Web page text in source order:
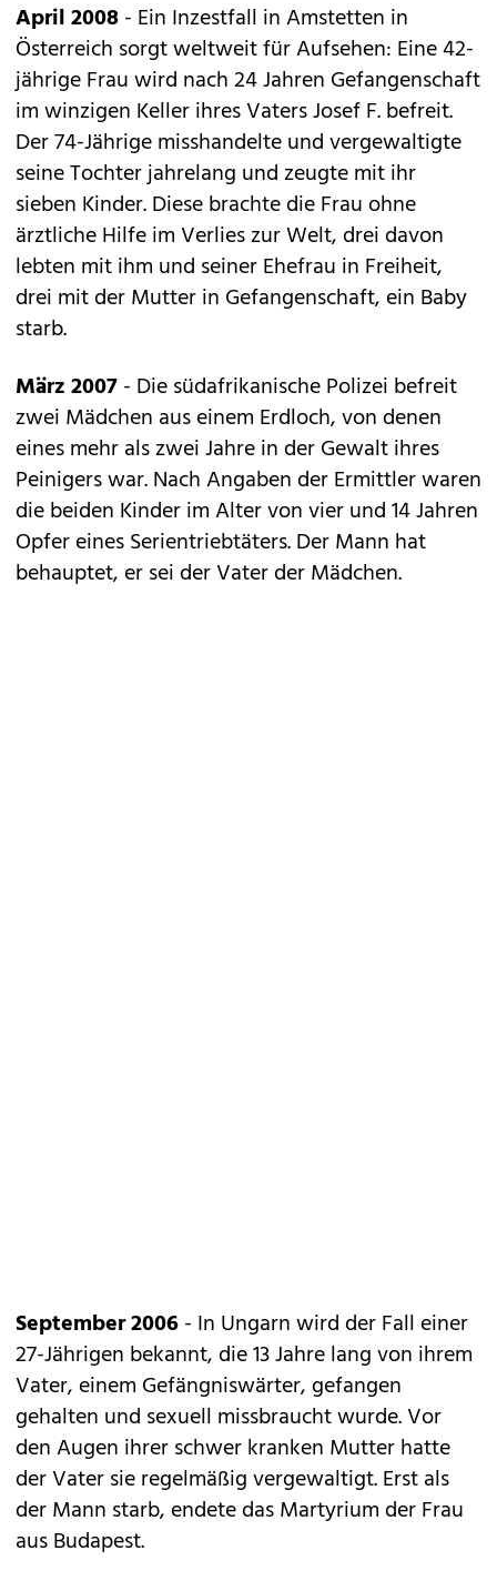
April 2008- Ein Inzestfall in Amstetten in
Österreich sorgt weltweit für Aufsehen: Eine 42-
jährige Frau wird nach 24 Jahren Gefangenschaft
im winzigen Keller ihres Vaters Josef F. befreit.
Der 74-Jährige misshandelte und vergewaltigte
seine Tochter jahrelang und zeugte mit ihr
sieben Kinder. Diese brachte die Frau ohne
ärztliche Hilfe im Verlies zur Welt, drei davon
lebten mit ihm und seiner Ehefrau in Freiheit,
drei mit der Mutter in Gefangenschaft, ein Baby
starb.
März 2007- Die südafrikanische Polizei befreit
zwei Mädchen aus einem Erdloch, von denen
eines mehr als zwei Jahre in der Gewalt ihres
Peinigers war. Nach Angaben der Ermittler waren
die beiden Kinder im Alter von vier und 14 Jahren
Opfer eines Serientriebtäters. Der Mann hat
behauptet, er sei der Vater der Mädchen.
September 2006- In Ungarn wird der Fall einer
27-Jährigen bekannt, die 13 Jahre lang von ihrem
Vater, einem Gefängniswärter, gefangen
gehalten und sexuell missbraucht wurde. Vor
den Augen ihrer schwer kranken Mutter hatte
der Vater sie regelmäßig vergewaltigt. Erst als
der Mann starb, endete das Martyrium der Frau
aus Budapest.